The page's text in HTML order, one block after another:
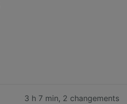
3 h 7 min, 2 changements